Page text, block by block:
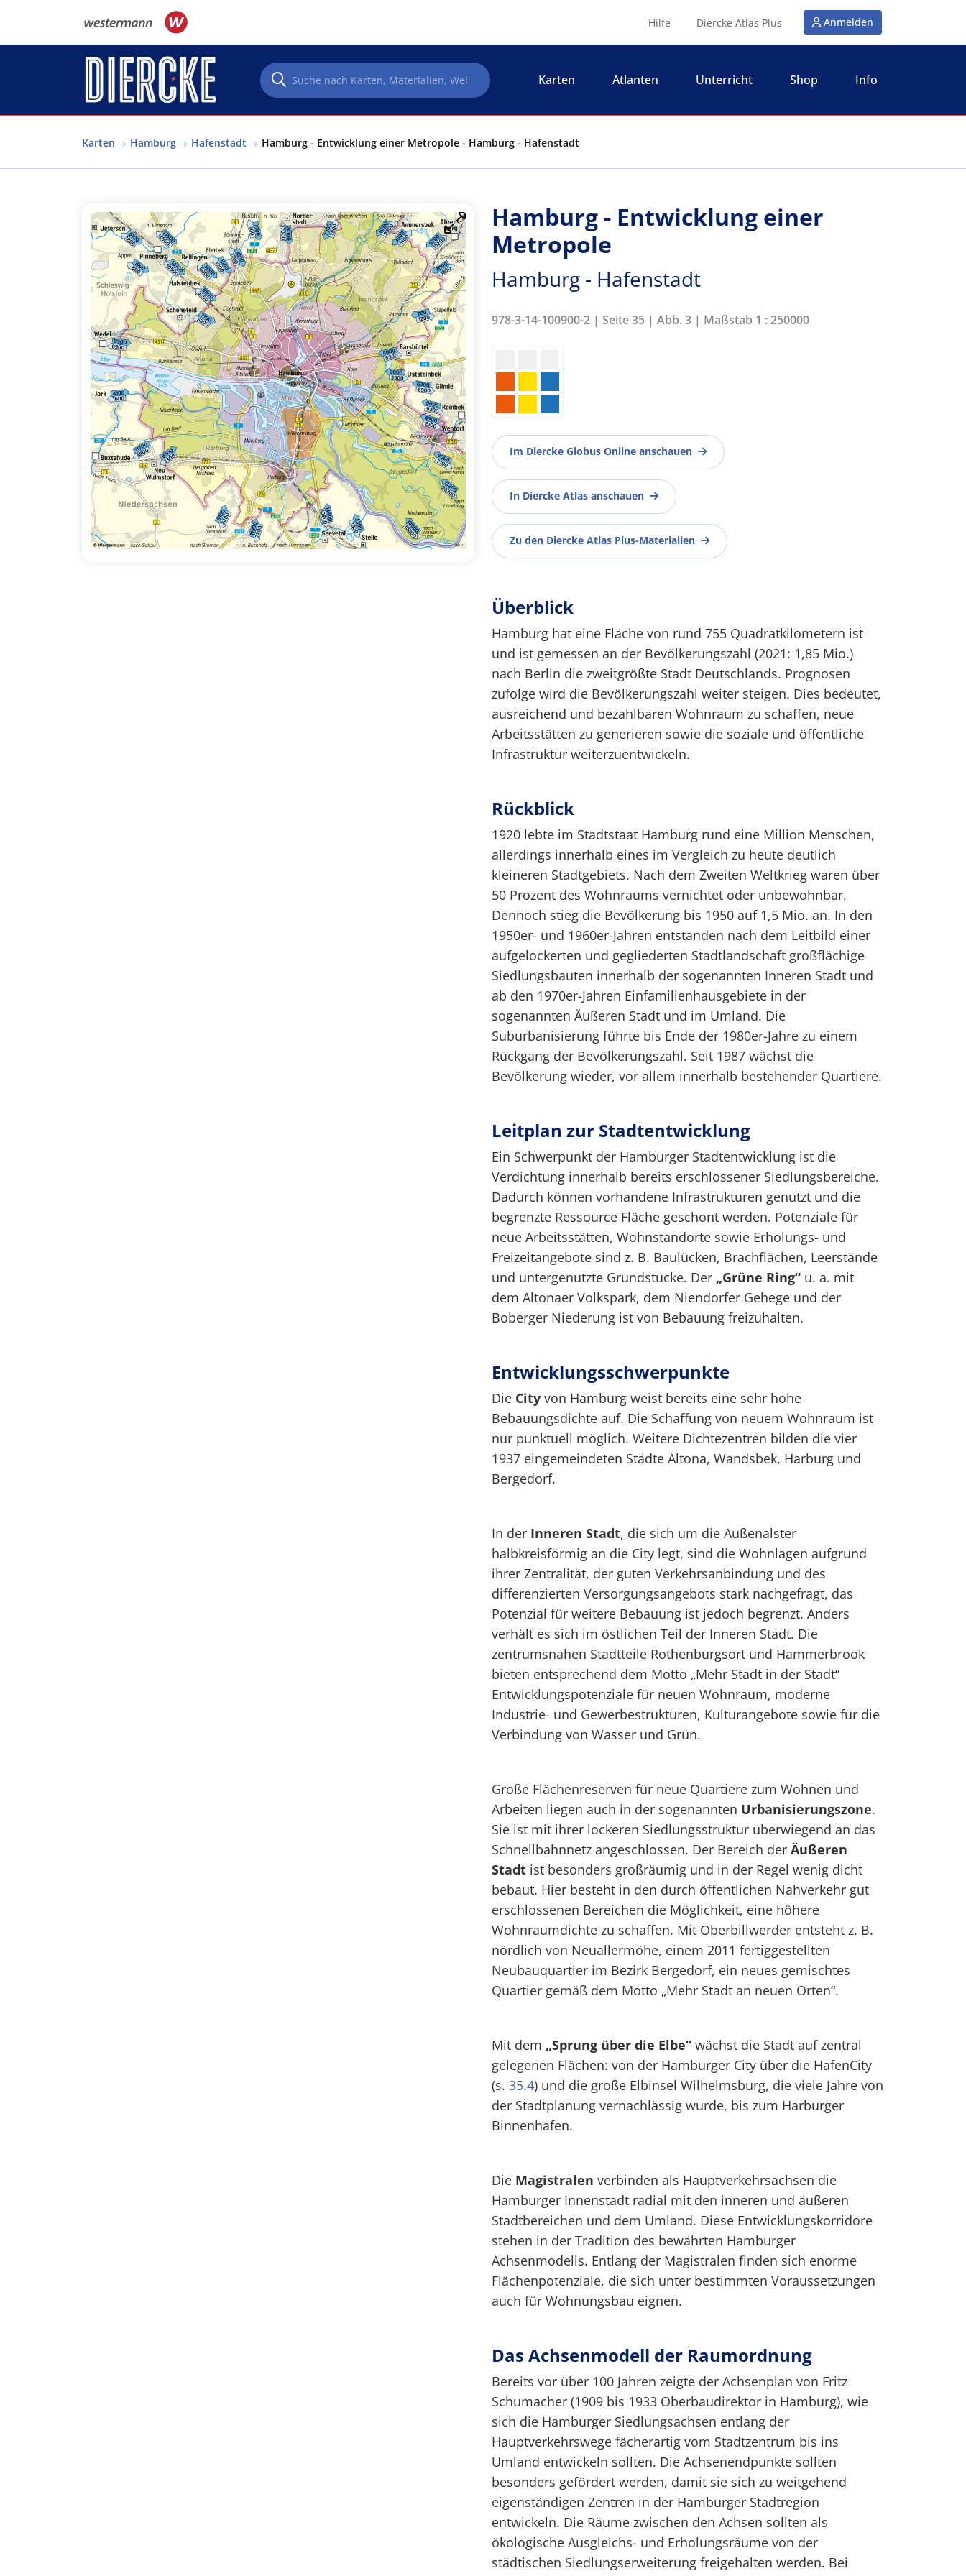
Hilfe Diercke Atlas Plus Anmelden
Karten Atlanten Unterricht Shop Info
Karten Hamburg Hafenstadt Hamburg - Entwicklung einer Metropole - Hamburg - Hafenstadt
Hamburg - Entwicklung einer
Metropole
Hamburg - Hafenstadt
978-3-14-100900-2 | Seite 35 | Abb. 3 | Maßstab 1 : 250000
Im Diercke Globus Online anschauen
In Diercke Atlas anschauen
Zu den Diercke Atlas Plus-Materialien
Überblick
Hamburg hat eine Fläche von rund 755 Quadratkilometern ist
und ist gemessen an der Bevölkerungszahl (2021: 1,85 Mio.)
nach Berlin die zweitgrößte Stadt Deutschlands. Prognosen
zufolge wird die Bevölkerungszahl weiter steigen. Dies bedeutet,
ausreichend und bezahlbaren Wohnraum zu schaffen, neue
Arbeitsstätten zu generieren sowie die soziale und öffentliche
Infrastruktur weiterzuentwickeln.
Rückblick
1920 lebte im Stadtstaat Hamburg rund eine Million Menschen,
allerdings innerhalb eines im Vergleich zu heute deutlich
kleineren Stadtgebiets. Nach dem Zweiten Weltkrieg waren über
50 Prozent des Wohnraums vernichtet oder unbewohnbar.
Dennoch stieg die Bevölkerung bis 1950 auf 1,5 Mio. an. In den
1950er- und 1960er-Jahren entstanden nach dem Leitbild einer
aufgelockerten und gegliederten Stadtlandschaft großflächige
Siedlungsbauten innerhalb der sogenannten Inneren Stadt und
ab den 1970er-Jahren Einfamilienhausgebiete in der
sogenannten Äußeren Stadt und im Umland. Die
Suburbanisierung führte bis Ende der 1980er-Jahre zu einem
Rückgang der Bevölkerungszahl. Seit 1987 wächst die
Bevölkerung wieder, vor allem innerhalb bestehender Quartiere.
Leitplan zur Stadtentwicklung
Ein Schwerpunkt der Hamburger Stadtentwicklung ist die
Verdichtung innerhalb bereits erschlossener Siedlungsbereiche.
Dadurch können vorhandene Infrastrukturen genutzt und die
begrenzte Ressource Fläche geschont werden. Potenziale für
neue Arbeitsstätten, Wohnstandorte sowie Erholungs- und
Freizeitangebote sind z. B. Baulücken, Brachflächen, Leerstände
und untergenutzte Grundstücke. Der „Grüne Ring“ u. a. mit
dem Altonaer Volkspark, dem Niendorfer Gehege und der
Boberger Niederung ist von Bebauung freizuhalten.
Entwicklungsschwerpunkte
Die City von Hamburg weist bereits eine sehr hohe
Bebauungsdichte auf. Die Schaffung von neuem Wohnraum ist
nur punktuell möglich. Weitere Dichtezentren bilden die vier
1937 eingemeindeten Städte Altona, Wandsbek, Harburg und
Bergedorf.
In der Inneren Stadt, die sich um die Außenalster
halbkreisförmig an die City legt, sind die Wohnlagen aufgrund
ihrer Zentralität, der guten Verkehrsanbindung und des
differenzierten Versorgungsangebots stark nachgefragt, das
Potenzial für weitere Bebauung ist jedoch begrenzt. Anders
verhält es sich im östlichen Teil der Inneren Stadt. Die
zentrumsnahen Stadtteile Rothenburgsort und Hammerbrook
bieten entsprechend dem Motto „Mehr Stadt in der Stadt“
Entwicklungspotenziale für neuen Wohnraum, moderne
Industrie- und Gewerbestrukturen, Kulturangebote sowie für die
Verbindung von Wasser und Grün.
Große Flächenreserven für neue Quartiere zum Wohnen und
Arbeiten liegen auch in der sogenannten Urbanisierungszone.
Sie ist mit ihrer lockeren Siedlungsstruktur überwiegend an das
Schnellbahnnetz angeschlossen. Der Bereich der Äußeren
Stadt ist besonders großräumig und in der Regel wenig dicht
bebaut. Hier besteht in den durch öffentlichen Nahverkehr gut
erschlossenen Bereichen die Möglichkeit, eine höhere
Wohnraumdichte zu schaffen. Mit Oberbillwerder entsteht z. B.
nördlich von Neuallermöhe, einem 2011 fertiggestellten
Neubauquartier im Bezirk Bergedorf, ein neues gemischtes
Quartier gemäß dem Motto „Mehr Stadt an neuen Orten“.
Mit dem „Sprung über die Elbe“ wächst die Stadt auf zentral
gelegenen Flächen: von der Hamburger City über die HafenCity
(s. 35.4) und die große Elbinsel Wilhelmsburg, die viele Jahre von
der Stadtplanung vernachlässig wurde, bis zum Harburger
Binnenhafen.
Die Magistralen verbinden als Hauptverkehrsachsen die
Hamburger Innenstadt radial mit den inneren und äußeren
Stadtbereichen und dem Umland. Diese Entwicklungskorridore
stehen in der Tradition des bewährten Hamburger
Achsenmodells. Entlang der Magistralen finden sich enorme
Flächenpotenziale, die sich unter bestimmten Voraussetzungen
auch für Wohnungsbau eignen.
Das Achsenmodell der Raumordnung
Bereits vor über 100 Jahren zeigte der Achsenplan von Fritz
Schumacher (1909 bis 1933 Oberbaudirektor in Hamburg), wie
sich die Hamburger Siedlungsachsen entlang der
Hauptverkehrswege fächerartig vom Stadtzentrum bis ins
Umland entwickeln sollten. Die Achsenendpunkte sollten
besonders gefördert werden, damit sie sich zu weitgehend
eigenständigen Zentren in der Hamburger Stadtregion
entwickeln. Die Räume zwischen den Achsen sollten als
ökologische Ausgleichs- und Erholungsräume von der
städtischen Siedlungserweiterung freigehalten werden. Bei